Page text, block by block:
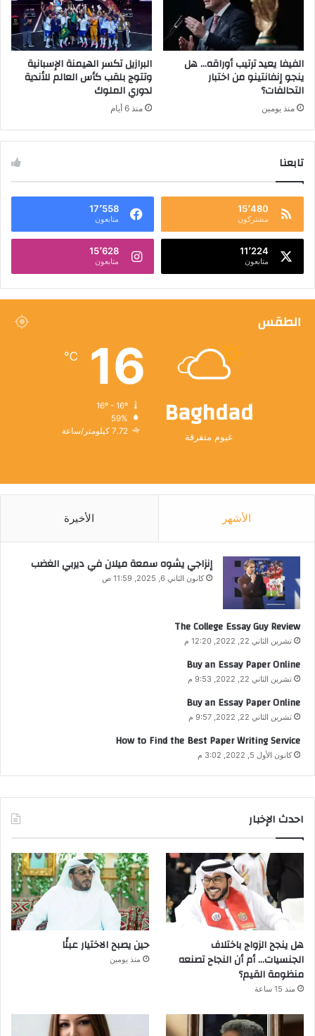
الفيفا يعيد ترتيب أوراقه… هل
ينجو إنفانتينو من اختبار
التحالفات؟
منذ يومين
البرازيل تكسر الهيمنة الإسبانية
وتتوج بلقب كأس العالم للأندية
لدوري الملوك
منذ 6 أيام
تابعنا
15٬480
مشتركون
17٬558
متابعون
11٬224
متابعون
15٬628
متابعون
الطقس
Baghdad
غيوم متفرقة
16
℃
59%
7.72 كيلومتر/ساعة
الأشهر الأخيرة
إنزاجي يشوه سمعة ميلان في ديربي الغضب
كانون الثاني 6, 2025, 11:59 ص
The College Essay Guy Review
تشرين الثاني 22, 2022, 12:20 م
Buy an Essay Paper Online
تشرين الثاني 22, 2022, 9:53 م
Buy an Essay Paper Online
تشرين الثاني 22, 2022, 9:57 م
How to Find the Best Paper Writing Service
كانون الأول 5, 2022, 3:02 م
احدث الإخبار
هل ينجح الزواج باختلاف
الجنسيات… أم أن النجاح تصنعه
منظومة القيم؟
منذ 15 ساعة
حين يصبح الاختيار عبئًا
منذ يومين